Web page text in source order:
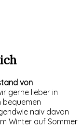
von
gerne lieber in
bequemen
naiv davon
Winter auf Sommer